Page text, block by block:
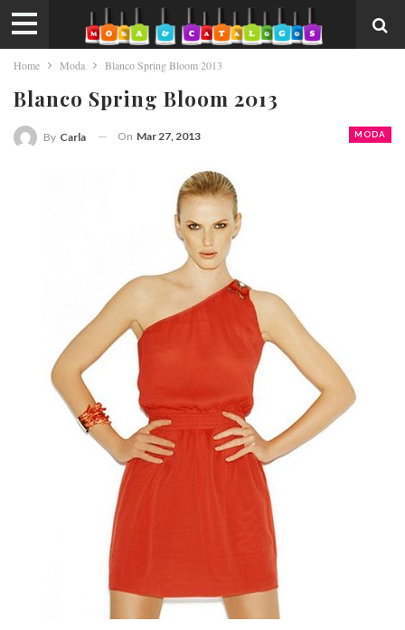
Home Moda Blanco Spring Bloom 2013
Blanco Spring Bloom 2013
MODA
By Carla On Mar 27, 2013